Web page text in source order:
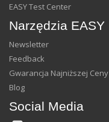
EASY Test Center
Narzędzia EASY
Newsletter
Feedback
Gwarancja Najniższej Ceny
Blog
Social Media